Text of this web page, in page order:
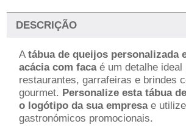
DESCRIÇÃO
Atábua de queijos personalizada
acácia com facaé um detalhe ideal
restaurantes, garrafeiras e brindes
gourmet. Personalize esta tábua
o logótipo da sua empresae
gastronómicos promocionais.